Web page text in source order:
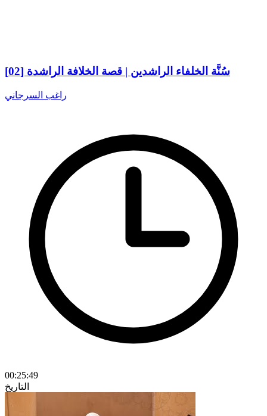
سُنَّة الخلفاء الراشدين | قصة الخلافة الراشدة [02]
راغب السرجاني
00:25:49
التاريخ